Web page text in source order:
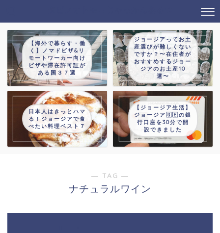
【海外で暮らす・働
く】ノマドビザ&リ
モートワーカー向け
ビザや滞在許可証が
ある国３７選
ジョージアってお土
産選びが難しくない
ですか？〜在住者が
おすすめするジョー
ジアのお土産10
選〜
日本人はきっとハマ
る！ジョージアで食
べたい料理ベスト７
【ジョージア生活】
ジョージア🇬🇪の銀
行口座を30分で開
設できました
― TAG ―
ナチュラルワイン